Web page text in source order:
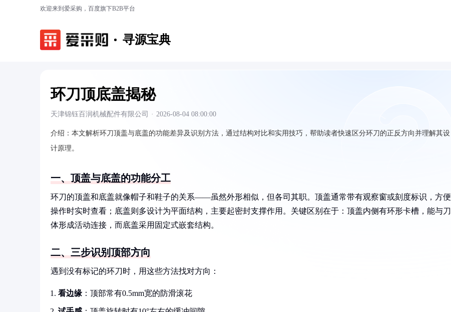
欢迎来到爱采购，百度旗下B2B平台
寻源宝典
环刀顶底盖揭秘
天津锦钰百润机械配件有限公司 · 2026-08-04 08:00:00
介绍： 本文解析环刀顶盖与底盖的功能差异及识别方法，通过结构对比和实用技巧，帮助读者快速区分环刀的正反方向并理解其设
计原理。
一、顶盖与底盖的功能分工
环刀的顶盖和底盖就像帽子和鞋子的关系——虽然外形相似，但各司其职。顶盖通常带有观察窗或刻度标识，方便
操作时实时查看；底盖则多设计为平面结构，主要起密封支撑作用。关键区别在于：顶盖内侧有环形卡槽，能与刀
体形成活动连接，而底盖采用固定式嵌套结构。
二、三步识别顶部方向
遇到没有标记的环刀时，用这些方法找对方向：
看边缘 ：顶部常有0.5mm宽的防滑滚花